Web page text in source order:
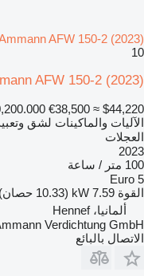
AFW 150-2 (2023)
10
AFW 150-2 (2023)
€38,500 ≈ $44,220
الآليات والماكينات لشق
العجلات
2023
100 متر / ساعة
Euro 5
القوة 7.59 kW (10.33 حصان)
ألمانيا، Hennef
Verdichtung GmbH
الاتصال بالبائع